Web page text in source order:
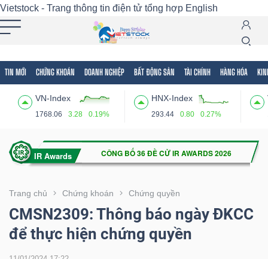
Vietstock - Trang thông tin điện tử tổng hợp English
TIN MỚI CHỨNG KHOÁN DOANH NGHIỆP BẤT ĐỘNG SẢN TÀI CHÍNH HÀNG HÓA
VN-Index
1768.06 3.28 0.19%
HNX-Index
293.44 0.80 0.27%
Trang chủ Chứng khoán Chứng quyền
CMSN2309: Thông báo ngày ĐKCC
để thực hiện chứng quyền
Tất cả Tính năng Ngành Mã chứng khoán
Tính
(-)
VIETSTOCK
CHỨNG